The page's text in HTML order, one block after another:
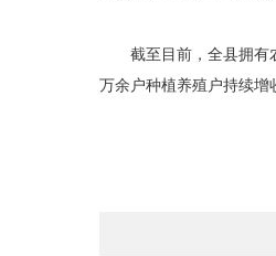
截至目前，全县拥有
万余户种植养殖户持续增